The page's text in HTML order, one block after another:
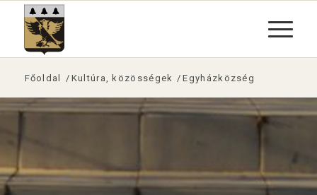
Főoldal / Kultúra, közösségek / Egyházközség